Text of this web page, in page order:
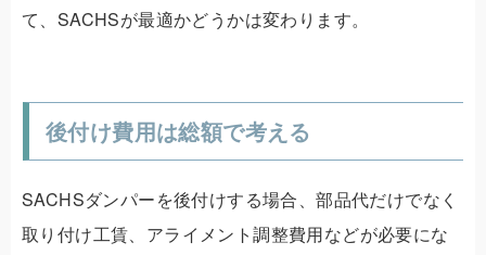
て、SACHSが最適かどうかは変わります。
後付け費用は総額で考える
SACHSダンパーを後付けする場合、部品代だけでなく
取り付け工賃、アライメント調整費用などが必要にな